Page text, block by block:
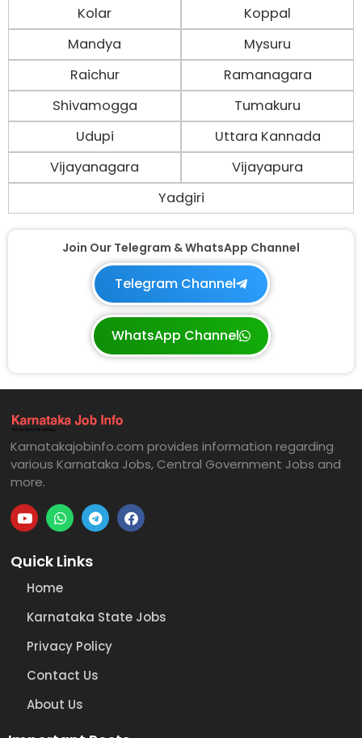
Kolar
Koppal
Mandya
Mysuru
Raichur
Ramanagara
Shivamogga
Tumakuru
Udupi
Uttara Kannada
Vijayanagara
Vijayapura
Yadgiri
Join Our Telegram & WhatsApp Channel
Telegram Channel
WhatsApp Channel
Karnatakajobinfo.com provides information regarding
various Karnataka Jobs, Central Government Jobs and
more.
Quick Links
Home
Karnataka State Jobs
Privacy Policy
Contact Us
About Us